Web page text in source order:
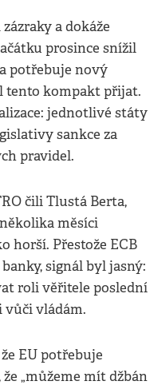
a dokáže
prosince snížil
potřebuje nový
tento kompakt přijat.
jednotlivé státy
sankce za
pravidel.
čili Tlustá Berta,
měsíci
horší. Přestože ECB
signál byl jasný:
roli věřitele poslední
vůči vládám.
EU potřebuje
„můžeme mít džbán